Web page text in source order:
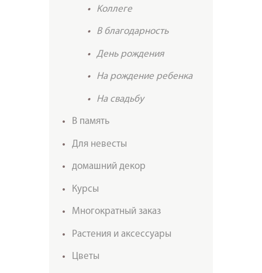
Kоллеге
В благодарность
День рождения
На рождение ребенка
На свадьбу
В память
Для невесты
домашний декор
Курсы
Многократный заказ
Растения и аксессуары
Цветы